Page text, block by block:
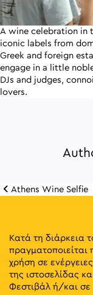
A wine celebration in
iconic labels from
Greek and foreign
engage in a little
DJs and judges,
lovers.
Athens Wine Selfie
Κατά τη διάρκεια
χρήση σε
της ιστοσελίδας
Φεστιβάλ ή/και σε